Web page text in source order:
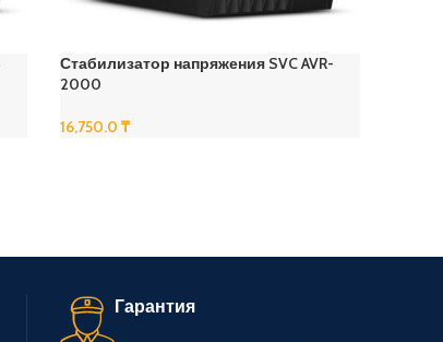
Стабилизатор напряжения SVC AVR-
2000
16,750.0 ₸
Гарантия